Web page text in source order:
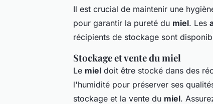
Il est crucial de maintenir une
pour garantir la pureté du miel. Les
récipients de stockage sont
Stockage et vente du miel
Le miel doit être stocké dans des
l'humidité pour préserver ses
stockage et la vente du miel.